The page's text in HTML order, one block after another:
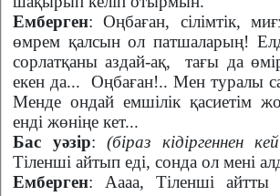
Емберген: Оңбаған, сілімтік,
өмрем қалсын ол патшаларың!
сорлатқаны аздай-ақ,
тағы да
екен да...
Оңбаған!.. Мен туралы
Менде ондай емшілік қасиетім
енді жөніңе кет...
Бас уәзір: (біраз кідіргеннен
Тіленші айтып еді, сонда ол мені
Емберген: Аааа, Тіленші айтты